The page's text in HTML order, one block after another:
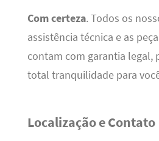
Com certeza. Todos os
assistência técnica e as
contam com garantia legal,
total tranquilidade para
Localização e Contato